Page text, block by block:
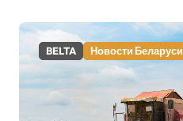
BELTA Новости Беларуси